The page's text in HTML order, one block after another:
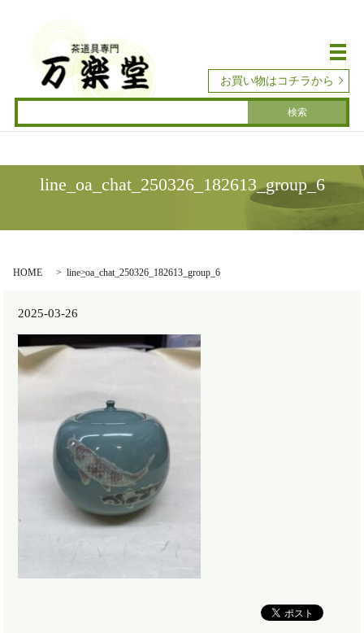
メ
お買い物はコチラから
line_oa_chat_250326_182613_group_6
HOME line_oa_chat_250326_182613_group_6
2025-03-26